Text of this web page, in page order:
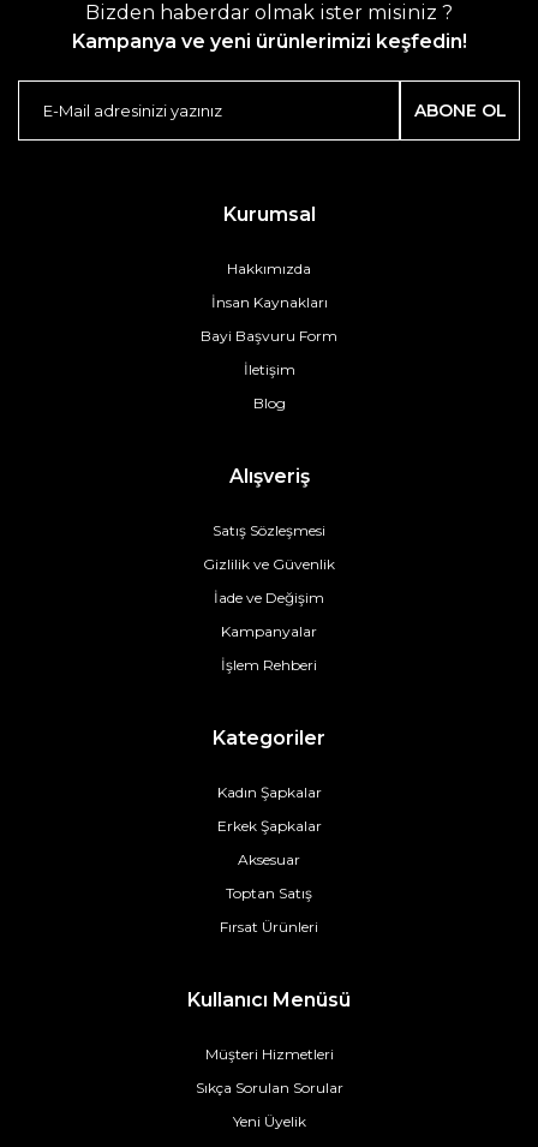
Bizden haberdar olmak ister misiniz ?
Kampanya ve yeni ürünlerimizi keşfedin!
ABONE OL
Kurumsal
Hakkımızda
İnsan Kaynakları
Bayi Başvuru Form
İletişim
Blog
Alışveriş
Satış Sözleşmesi
Gizlilik ve Güvenlik
İade ve Değişim
Kampanyalar
İşlem Rehberi
Kategoriler
Kadın Şapkalar
Erkek Şapkalar
Aksesuar
Toptan Satış
Fırsat Ürünleri
Kullanıcı Menüsü
Müşteri Hizmetleri
Sıkça Sorulan Sorular
Yeni Üyelik